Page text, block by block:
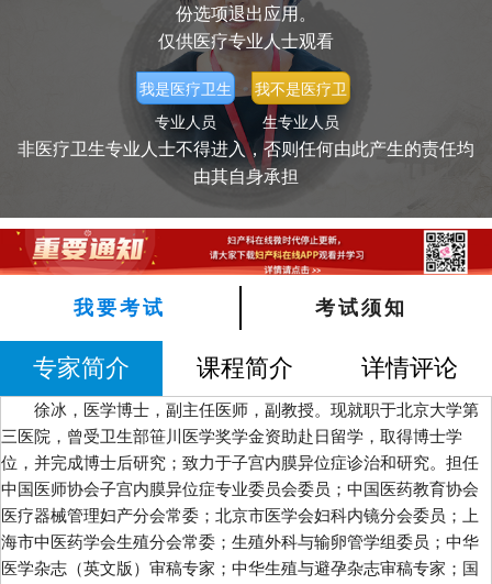
妇科感染
妇科肿瘤
妇幼健康
生殖内分泌
产品拾贝视频 医疗药品 医疗器械
份选项退出应用。
仅供医疗专业人士观看
我是医疗卫生
专业人员
我不是医疗卫
生专业人员
非医疗卫生专业人士不得进入，否则任何由此产生的责任均
由其自身承担
我要考试 考试须知
专家简介 课程简介 详情评论
徐冰，医学博士，副主任医师，副教授。现就职于北京大学第
三医院，曾受卫生部笹川医学奖学金资助赴日留学，取得博士学
位，并完成博士后研究；致力于子宫内膜异位症诊治和研究。担任
中国医师协会子宫内膜异位症专业委员会委员；中国医药教育协会
医疗器械管理妇产分会常委；北京市医学会妇科内镜分会委员；上
海市中医药学会生殖分会常委；生殖外科与输卵管学组委员；中华
医学杂志（英文版）审稿专家；中华生殖与避孕杂志审稿专家；国